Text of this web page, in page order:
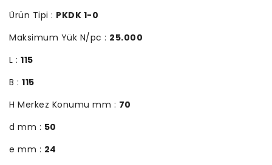
Ürün Tipi : PKDK 1-0
Maksimum Yük N/pc : 25.000
L : 115
B : 115
H Merkez Konumu mm : 70
d mm : 50
e mm : 24